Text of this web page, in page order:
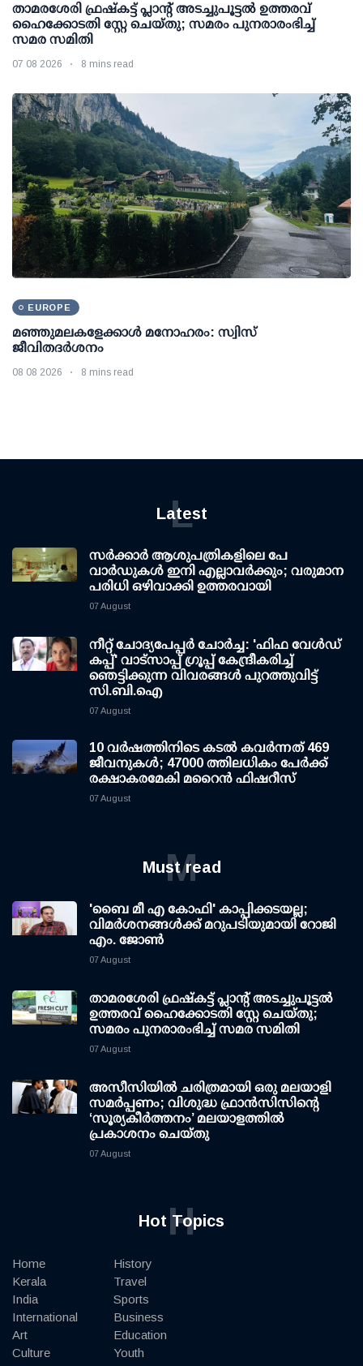
താമരശേരി ഫ്രഷ്കട്ട് പ്ലാന്റ് അടച്ചുപൂട്ടൽ ഉത്തരവ്
ഹൈക്കോടതി സ്റ്റേ ചെയ്തു; സമരം പുനരാരംഭിച്ച്
സമര സമിതി
07 08 2026 8 mins read
EUROPE
മഞ്ഞുമലകളേക്കാൾ മനോഹരം: സ്വിസ്
ജീവിതദർശനം
08 08 2026 8 mins read
Latest
L
സര്‍ക്കാര്‍ ആശുപത്രികളിലെ പേ
വാര്‍ഡുകള്‍ ഇനി എല്ലാവര്‍ക്കും; വരുമാന
പരിധി ഒഴിവാക്കി ഉത്തരവായി
07 August
നീറ്റ് ചോദ്യപേപ്പര്‍ ചോര്‍ച്ച: 'ഫിഫ വേള്‍ഡ്
കപ്പ്' വാട്സാപ്പ് ഗ്രൂപ്പ് കേന്ദ്രീകരിച്ച്
ഞെട്ടിക്കുന്ന വിവരങ്ങള്‍ പുറത്തുവിട്ട്
സി.ബി.ഐ
07 August
10 വര്‍ഷത്തിനിടെ കടല്‍ കവര്‍ന്നത് 469
ജീവനുകള്‍; 47000 ത്തിലധികം പേര്‍ക്ക്
രക്ഷാകരമേകി മറൈന്‍ ഫിഷറീസ്
07 August
Must read
M
'ബൈ മീ എ കോഫി' കാപ്പിക്കടയല്ല;
വിമര്‍ശനങ്ങള്‍ക്ക് മറുപടിയുമായി റോജി
എം. ജോണ്‍
07 August
താമരശേരി ഫ്രഷ്കട്ട് പ്ലാന്റ് അടച്ചുപൂട്ടൽ
ഉത്തരവ് ഹൈക്കോടതി സ്റ്റേ ചെയ്തു;
സമരം പുനരാരംഭിച്ച് സമര സമിതി
07 August
അസീസിയിൽ ചരിത്രമായി ഒരു മലയാളി
സമർപ്പണം; വിശുദ്ധ ഫ്രാൻസിസിന്റെ
‘സൂര്യകീർത്തനം’ മലയാളത്തിൽ
പ്രകാശനം ചെയ്തു
07 August
Hot Topics
H
Home
Kerala
India
International
Art
Culture
History
Travel
Sports
Business
Education
Youth